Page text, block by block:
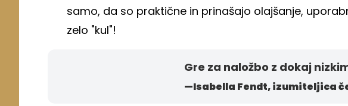
samo, da so praktične in prinašajo olajšanje,
zelo "kul"!
Gre za naložbo z dokaj
—Isabella Fendt, izumiteljica